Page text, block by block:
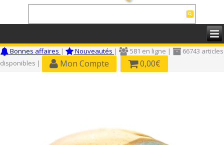
Bonnes affaires | Nouveautés | 581 en ligne |
66743 articles
disponibles |
Mon Compte 0,00€